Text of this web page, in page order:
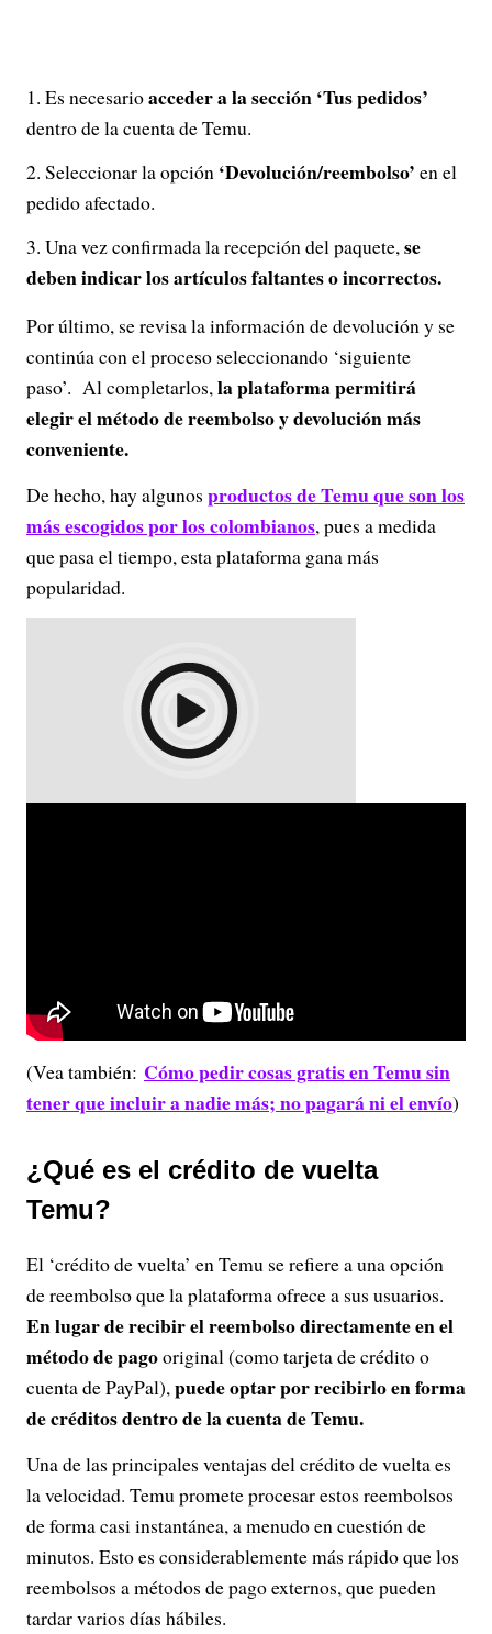
Es necesarioacceder a la sección ‘Tus pedidos’
dentro de la cuenta de Temu.
Seleccionar la opción ‘Devolución/reembolso’ en el
pedido afectado.
Una vez confirmada la recepción del paquete,se
deben indicar los artículos faltantes o incorrectos.
Por último, se revisa la información de devolución y se
continúa con el proceso seleccionando ‘siguiente
paso’. Al completarlos,la plataforma permitirá
elegir el método de reembolso y devolución más
conveniente.
De hecho, hay algunos productos de Temu que son los
más escogidos por los colombianos, pues a medida
que pasa el tiempo, esta plataforma gana más
popularidad.
(Vea también: Cómo pedir cosas gratis en Temu sin
tener que incluir a nadie más; no pagará ni el envío)
¿Qué es el crédito de vuelta
Temu?
El ‘crédito de vuelta’ en Temu se refiere a una opción
de reembolso que la plataforma ofrece a sus usuarios.
En lugar de recibir el reembolso directamente en el
método de pagooriginal (como tarjeta de crédito o
cuenta de PayPal),puede optar por recibirlo en forma
de créditos dentro de la cuenta de Temu.
Una de las principales ventajas del crédito de vuelta es
la velocidad. Temu promete procesar estos reembolsos
de forma casi instantánea, a menudo en cuestión de
minutos. Esto es considerablemente más rápido que los
reembolsos a métodos de pago externos, que pueden
tardar varios días hábiles.